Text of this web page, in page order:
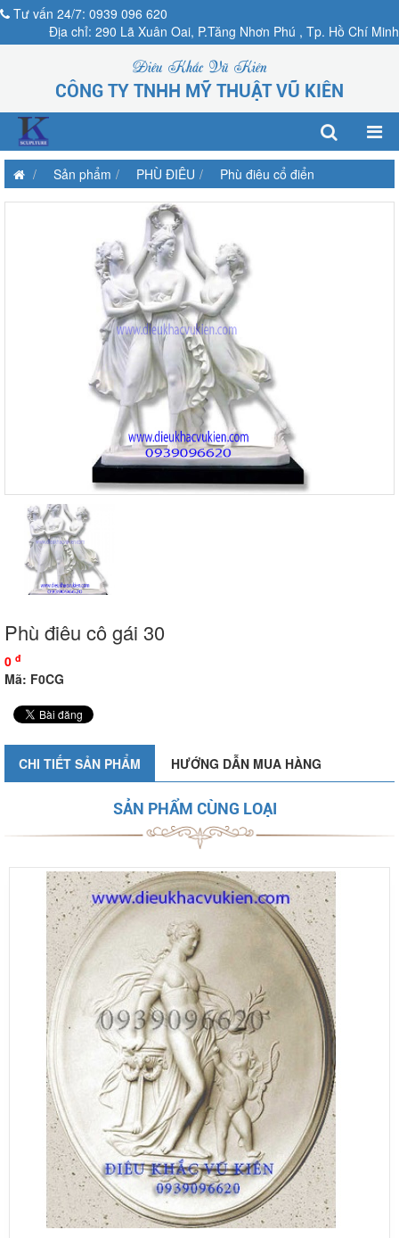
Tư vấn 24/7: 0939 096 620
Địa chỉ: 290 Lã Xuân Oai, P.Tăng Nhơn Phú , Tp. Hồ Chí Minh
Điêu Khắc Vũ Kiên
CÔNG TY TNHH MỸ THUẬT VŨ KIÊN
Sản phẩm PHÙ ĐIÊU Phù điêu cổ điển
Phù điêu cô gái 30
0 đ
Mã: F0CG
CHI TIẾT SẢN PHẨM HƯỚNG DẪN MUA HÀNG
SẢN PHẨM CÙNG LOẠI